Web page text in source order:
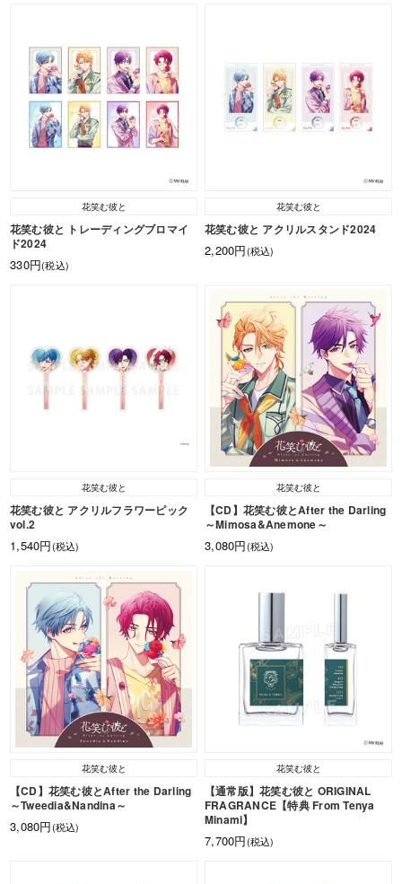
花笑む彼と
花笑む彼と トレーディングブロマイ
ド2024
330円(税込)
花笑む彼と
花笑む彼と アクリルスタンド2024
2,200円(税込)
花笑む彼と
花笑む彼と アクリルフラワーピック
vol.2
1,540円(税込)
花笑む彼と
【CD】花笑む彼とAfter the Darling
～Mimosa&Anemone～
3,080円(税込)
花笑む彼と
【CD】花笑む彼とAfter the Darling
～Tweedia&Nandina～
3,080円(税込)
花笑む彼と
【通常版】花笑む彼と ORIGINAL
FRAGRANCE【特典 From Tenya
Minami】
7,700円(税込)